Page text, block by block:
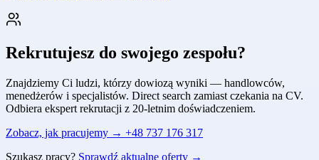
Rekrutujesz do swojego zespołu?
Znajdziemy Ci ludzi, którzy dowiozą wyniki — handlowców,
menedżerów i specjalistów. Direct search zamiast czekania na CV.
Odbiera ekspert rekrutacji z 20-letnim doświadczeniem.
Zobacz, jak pracujemy → +48 737 176 317
Szukasz pracy? Sprawdź aktualne oferty →